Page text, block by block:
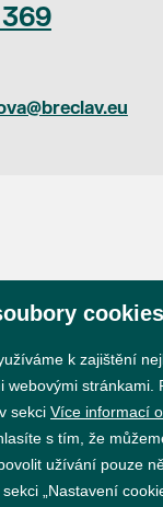
369
cookies
k zajištění
webovými stránkami.
sekci Více informací
s tím, že
užívání pouze
„Nastavení